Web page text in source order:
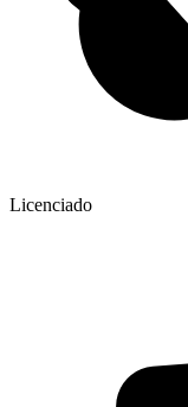
Licenciado